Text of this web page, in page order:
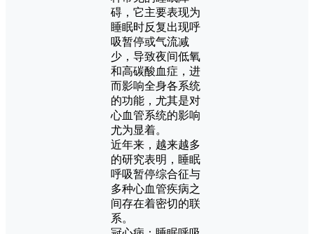
碍，它主要表现为
睡眠时反复出现呼
吸暂停或气流减
少，导致夜间低氧
和高碳酸血症，进
而影响全身各系统
的功能，尤其是对
心血管系统的影响
尤为显着。
近年来，越来越多
的研究表明，睡眠
呼吸暂停综合征与
多种心血管疾病之
间存在着密切的联
系。